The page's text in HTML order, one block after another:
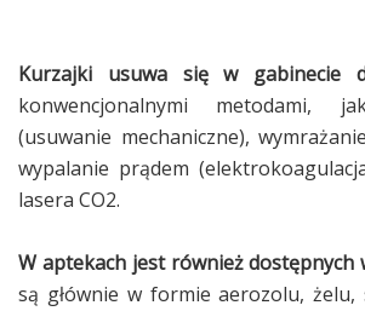
Kurzajki usuwa się w gabinecie
konwencjonalnymi metodami,
(usuwanie mechaniczne),
wypalanie prądem
lasera CO2.
W aptekach jest również dostępnych
są głównie w formie aerozolu,